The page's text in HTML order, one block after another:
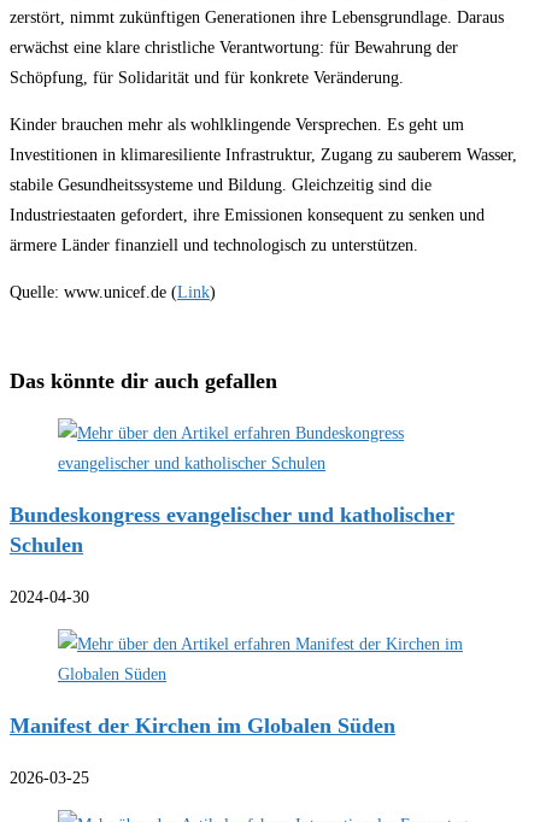
zerstört, nimmt zukünftigen Generationen ihre Lebensgrundlage. Daraus
erwächst eine klare christliche Verantwortung: für Bewahrung der
Schöpfung, für Solidarität und für konkrete Veränderung.
Kinder brauchen mehr als wohlklingende Versprechen. Es geht um
Investitionen in klimaresiliente Infrastruktur, Zugang zu sauberem Wasser,
stabile Gesundheitssysteme und Bildung. Gleichzeitig sind die
Industriestaaten gefordert, ihre Emissionen konsequent zu senken und
ärmere Länder finanziell und technologisch zu unterstützen.
Quelle: www.unicef.de (Link)
Das könnte dir auch gefallen
Bundeskongress evangelischer und katholischer
Schulen
2024-04-30
Manifest der Kirchen im Globalen Süden
2026-03-25